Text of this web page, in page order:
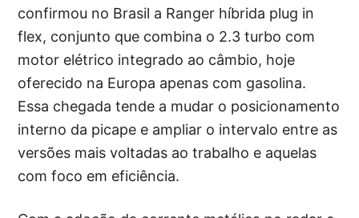
confirmou no Brasil a Ranger híbrida plug in
flex, conjunto que combina o 2.3 turbo com
motor elétrico integrado ao câmbio, hoje
oferecido na Europa apenas com gasolina.
Essa chegada tende a mudar o posicionamento
interno da picape e ampliar o intervalo entre as
versões mais voltadas ao trabalho e aquelas
com foco em eficiência.